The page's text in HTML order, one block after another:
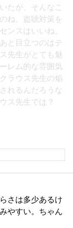
たが、そんなこ
ね。盗聴対策を
ンスはいいね。
と目立つのはテ
先生がとても魅
レム的な雰囲気
ラウス先生の焔
れるんだろうな
ス先生では？
さは多少あるけ
やすい。ちゃん